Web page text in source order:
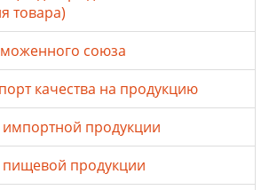
товара)
союза
качества на продукцию
продукции
продукции